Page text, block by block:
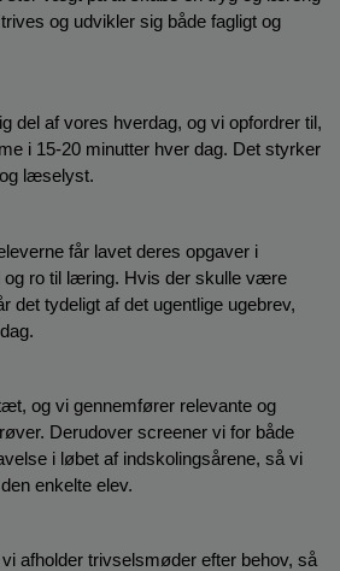
og udvikler sig både fagligt og
del af vores hverdag, og vi opfordrer til,
i 15-20 minutter hver dag. Det styrker
læselyst.
får lavet deres opgaver i
og ro til læring. Hvis der skulle være
det tydeligt af det ugentlige ugebrev,
og vi gennemfører relevante og
Derudover screener vi for både
i løbet af indskolingsårene, så vi
enkelte elev.
afholder trivselsmøder efter behov, så